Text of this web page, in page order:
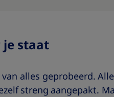
je staat
alles geprobeerd.
streng aangepakt.